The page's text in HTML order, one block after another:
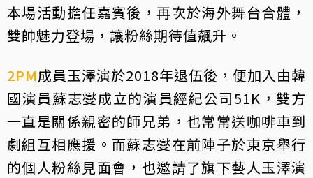
本場活動擔任嘉賓後，再次於海外舞台合體，
雙帥魅力登場，讓粉絲期待值飆升。
2PM成員玉澤演於2018年退伍後，便加入由韓
國演員蘇志燮成立的演員經紀公司51K，雙方
一直是關係親密的師兄弟，也常常送咖啡車到
劇組互相應援。而蘇志燮在前陣子於東京舉行
的個人粉絲見面會，也邀請了旗下藝人玉澤演